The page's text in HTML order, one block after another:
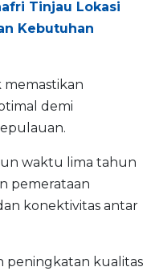
Tinjau Lokasi
Kebutuhan
demi
waktu lima tahun
pemerataan
konektivitas antar
peningkatan kualitas